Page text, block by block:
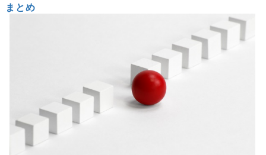
まとめ